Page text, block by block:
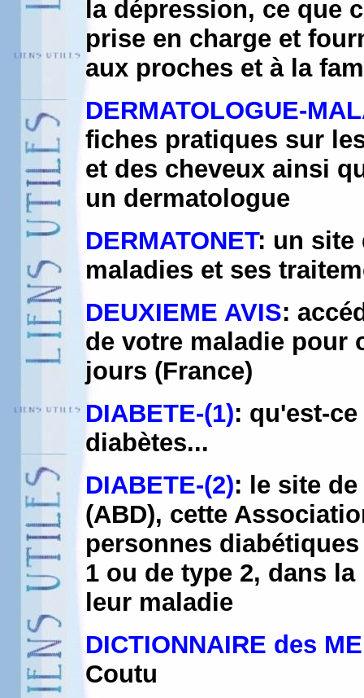
la dépression, ce que
prise en charge et
aux proches et à la
DERMATOLOGUE-
fiches pratiques sur
et des cheveux ainsi
un dermatologue
DERMATONET: un site
maladies et ses
DEUXIEME AVIS:
de votre maladie pour
jours (France)
DIABETE-(1): qu'est-
diabètes...
DIABETE-(2): le site
(ABD), cette
personnes
1 ou de type 2, dans
leur maladie
DICTIONNAIRE des
Coutu